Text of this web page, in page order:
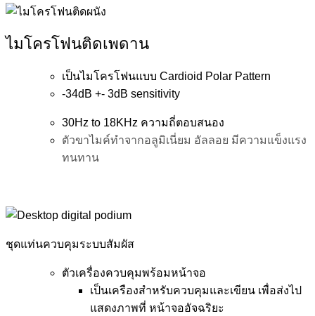
ไมโครโฟนติดเพดาน
เป็นไมโครโฟนแบบ Cardioid Polar Pattern
-34dB +- 3dB sensitivity
30Hz to 18KHz ความถี่ตอบสนอง
ตัวขาไมค์ทำจากอลูมิเนี่ยม อัลลอย มีความแข็งแรง
ทนทาน
ชุดแท่นควบคุมระบบสัมผัส
ตัวเครื่องควบคุมพร้อมหน้าจอ
เป็นเครืองสำหรับควบคุมและเขียน เพื่อส่งไป
แสดงภาพที่ หน้าจออัจฉริยะ